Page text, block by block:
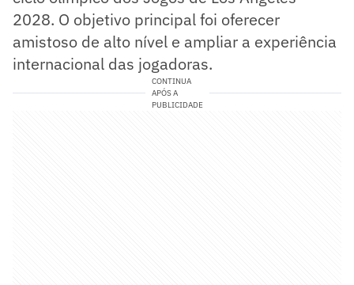
2028. O objetivo principal foi oferecer
amistoso de alto nível e ampliar a experiência
internacional das jogadoras.
CONTINUA
APÓS A
PUBLICIDADE